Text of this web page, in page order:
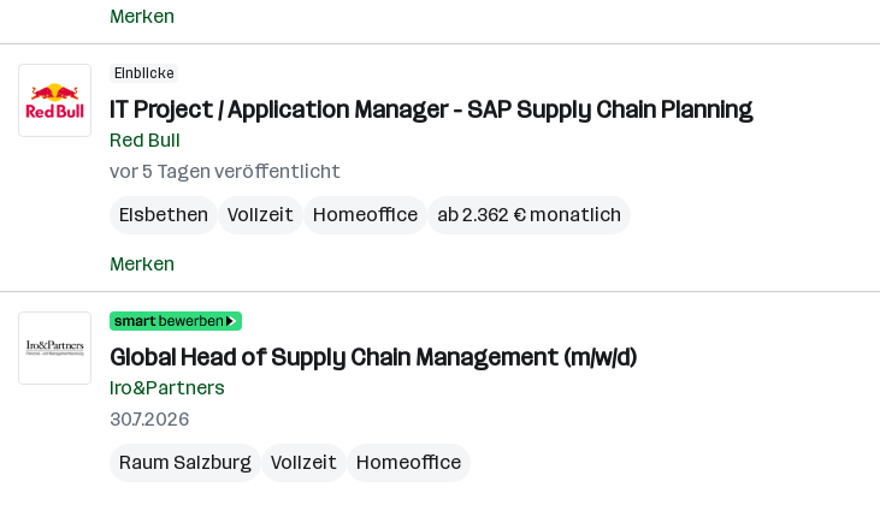
Merken
Einblicke
IT Project / Application Manager - SAP Supply Chain Planning
Red Bull
vor 5 Tagen veröffentlicht
Elsbethen
Vollzeit Homeoffice ab 2.362 € monatlich
Merken
Global Head of Supply Chain Management (m/w/d)
Iro&Partners
30.7.2026
Raum Salzburg
Vollzeit Homeoffice